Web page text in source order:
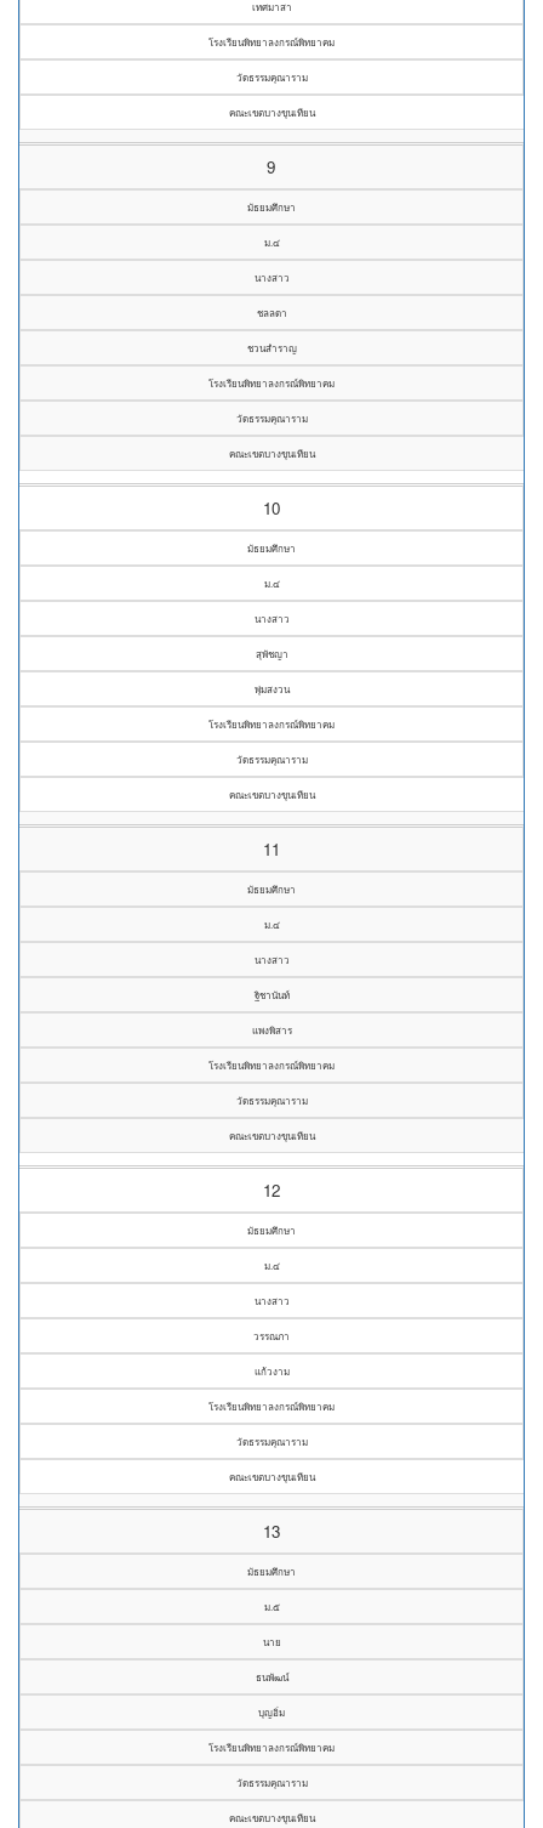
เทศมาสา
โรงเรียนพิทยาลงกรณ์พิทยาคม
วัดธรรมคุณาราม
คณะเขตบางขุนเทียน
9
มัธยมศึกษา
ม.๔
นางสาว
ชลลดา
ชวนสำราญ
โรงเรียนพิทยาลงกรณ์พิทยาคม
วัดธรรมคุณาราม
คณะเขตบางขุนเทียน
10
มัธยมศึกษา
ม.๔
นางสาว
สุพัชญา
พุ่มสงวน
โรงเรียนพิทยาลงกรณ์พิทยาคม
วัดธรรมคุณาราม
คณะเขตบางขุนเทียน
11
มัธยมศึกษา
ม.๔
นางสาว
ฐิชานันท์
แพงพิสาร
โรงเรียนพิทยาลงกรณ์พิทยาคม
วัดธรรมคุณาราม
คณะเขตบางขุนเทียน
12
มัธยมศึกษา
ม.๔
นางสาว
วรรณภา
แก้วงาม
โรงเรียนพิทยาลงกรณ์พิทยาคม
วัดธรรมคุณาราม
คณะเขตบางขุนเทียน
13
มัธยมศึกษา
ม.๕
นาย
ธนพัฒน์
บุญอิ่ม
โรงเรียนพิทยาลงกรณ์พิทยาคม
วัดธรรมคุณาราม
คณะเขตบางขุนเทียน